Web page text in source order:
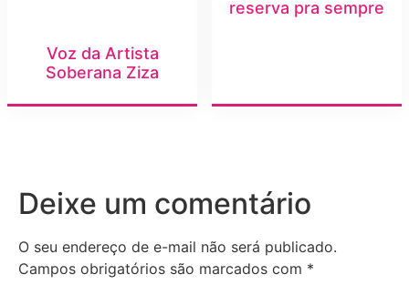
Voz da Artista
Soberana Ziza
reserva pra sempre
Deixe um comentário
O seu endereço de e-mail não será publicado.
Campos obrigatórios são marcados com *